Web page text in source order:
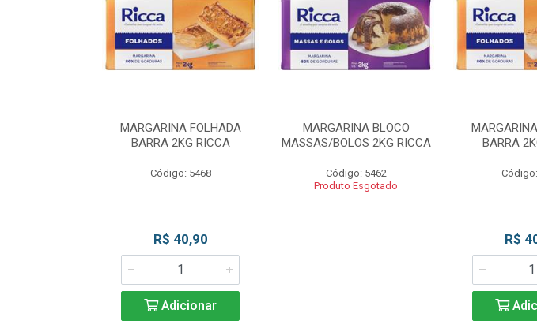
MARGARINA FOLHADA
BARRA 2KG RICCA
Código: 5468
R$ 40,90
Adicionar
MARGARINA BLOCO
MASSAS/BOLOS 2KG RICCA
Código: 5462
Produto Esgotado
BARRA
R$